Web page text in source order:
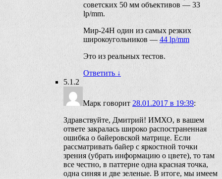
советских 50 мм объективов — 33
lp/mm.
Мир-24Н один из самых резких
широкоугольников — 44 lp/mm
Это из реальных тестов.
Ответить ↓
5.1.2
Марк говорит 28.01.2017 в 19:39:
Здравствуйте, Дмитрий! ИМХО, в вашем
ответе закралась широко распостраненная
ошибка о байеровской матрице. Если
рассматривать байер с яркостной точки
зрения (убрать информацию о цвете), то там
все честно, в паттерне одна красная точка,
одна синяя и две зеленые. В итоге, мы имеем